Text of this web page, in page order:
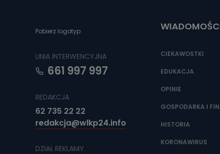
Jakie
Państwa (lub
źródeł
oraz partnerzy
Jak
Można to
Pobierz logotyp
LINIA INTERWENCYJNA
661 997 997
REDAKCJA
62 735 22 22
redakcja@wlkp24.info
DZIAŁ REKLAMY
CIEKAWOSTKI
EDUKACJA
OPINIE
GOSPODARKA I
HISTORIA
KORONAWIRUS